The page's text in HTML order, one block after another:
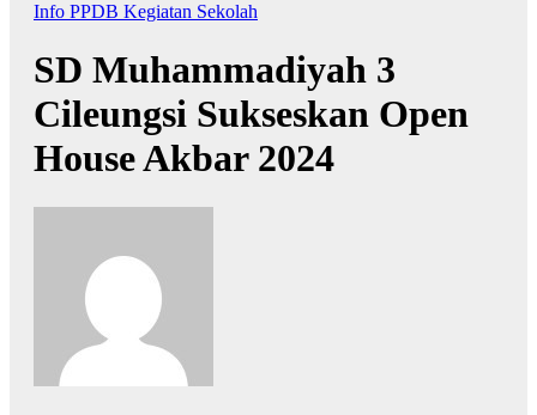
Info PPDB Kegiatan Sekolah
SD Muhammadiyah 3
Cileungsi Sukseskan Open
House Akbar 2024